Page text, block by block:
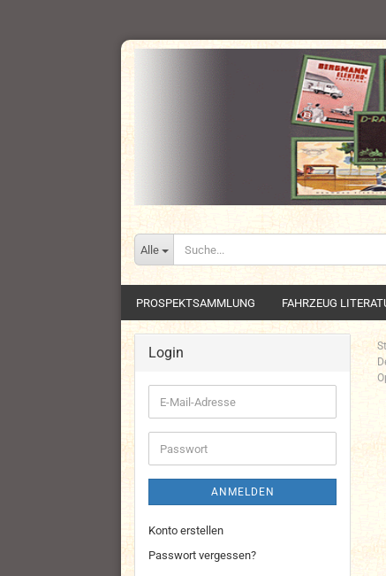
Alle
PROSPEKTSAMMLUNG FAHRZEUG
Login
E-
Mail-
Adresse
Passwort
ANMELDEN
Konto erstellen
Passwort vergessen?